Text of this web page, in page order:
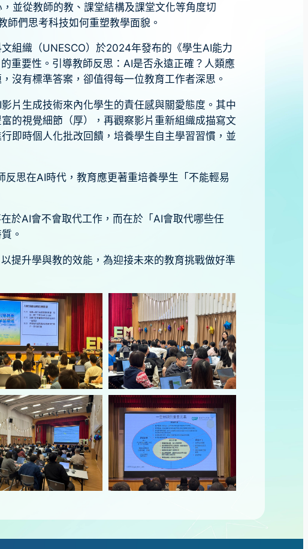
並從教師的教、課堂結構及課堂文化等角度切
們思考科技如何重塑教學面貌。
組織（UNESCO）於2024年發布的《學生AI能力
要性。引導教師反思：AI是否永遠正確？人類應
沒有標準答案，卻值得每一位教育工作者深思。
片生成技術來內化學生的責任感與關愛態度。其中
的視覺細節（厚），再觀察影片重新組織成描寫文
即時個人化批改回饋，培養學生自主學習習慣，並
思在AI時代，教育應更著重培養學生「不能輕易
於AI會不會取代工作，而在於「AI會取代哪些任
。
提升學與教的效能，為迎接未來的教育挑戰做好準